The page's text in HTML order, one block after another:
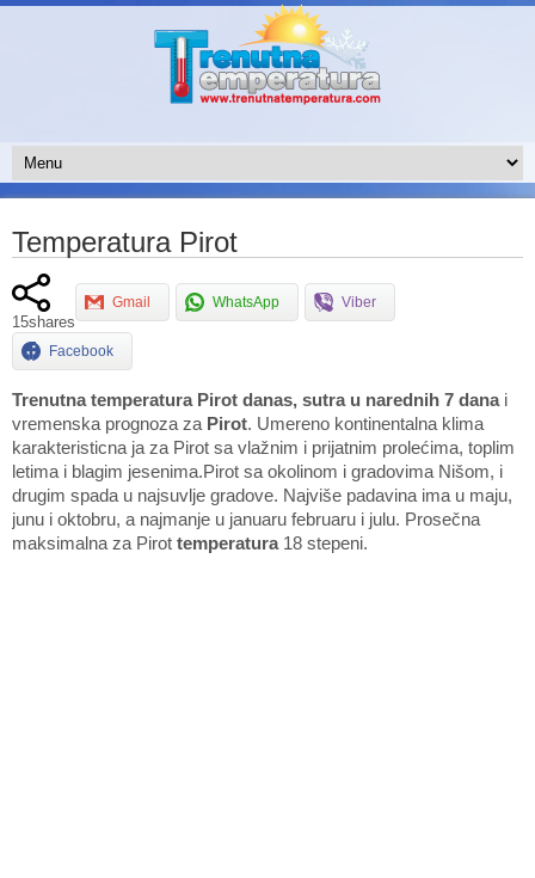
Temperatura Pirot
15shares
Gmail WhatsApp Viber
Facebook
Trenutna temperatura Pirot danas, sutra u narednih 7 dana i
vremenska prognoza za Pirot. Umereno kontinentalna klima
karakteristicna ja za Pirot sa vlažnim i prijatnim prolećima, toplim
letima i blagim jesenima.Pirot sa okolinom i gradovima Nišom, i
drugim spada u najsuvlje gradove. Najviše padavina ima u maju,
junu i oktobru, a najmanje u januaru februaru i julu. Prosečna
maksimalna za Pirot temperatura18 stepeni.